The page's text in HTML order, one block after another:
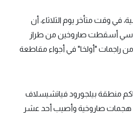
في وقت متأخر يوم الثلاثاء، أن
أسقطت صاروخين من طراز
و7 قاذفات من راجمات "أولخا" في أجواء مقاطعة
منطقة بيلجورود فياتشيسلاف
هجمات صاروخية وأصيب أحد عشر